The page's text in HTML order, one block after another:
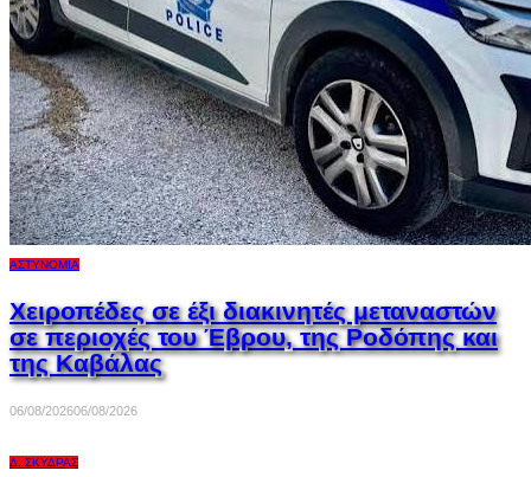
ΑΣΤΥΝΟΜΊΑ
Χειροπέδες σε έξι διακινητές μεταναστών
σε περιοχές του Έβρου, της Ροδόπης και
της Καβάλας
06/08/202606/08/2026
Δ. ΣΚΎΔΡΑΣ